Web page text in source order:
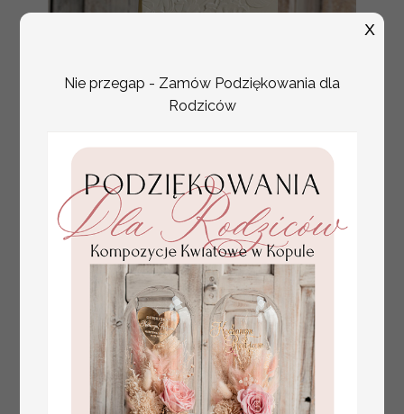
numerki na stół weselny
z tłoczonymi kwiatami,
eleganckie numerki na
stoły weselne, tłoczone
numerki na stół weselny,
dekoracja stołów
weselnych tłoczone
Promocja:
10 PLN / 13.00 PLN
Nie przegap - Zamów Podziękowania dla
Rodziców
X